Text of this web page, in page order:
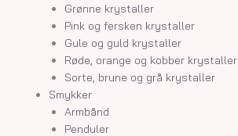
Grønne krystaller
Pink og fersken krystaller
Gule og guld krystaller
Røde, orange og kobber krystaller
Sorte, brune og grå krystaller
Smykker
Armbånd
Penduler